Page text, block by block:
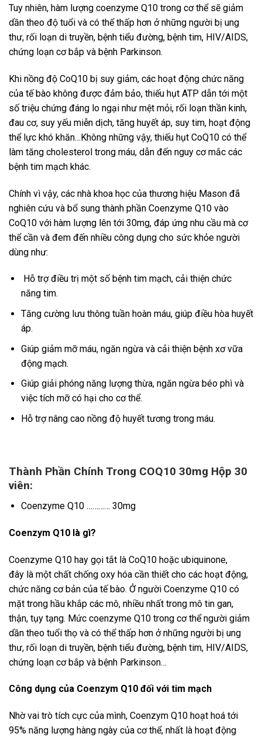
Tuy nhiên, hàm lượng coenzyme Q10 trong cơ thể sẽ giảm
dần theo độ tuổi và có thể thấp hơn ở những người bị ung
thư, rối loạn di truyền, bệnh tiểu đường, bệnh tim, HIV/AIDS,
chứng loạn cơ bắp và bệnh Parkinson.
Khi nồng độ CoQ10 bị suy giảm, các hoạt động chức năng
của tế bào không được đảm bảo, thiếu hụt ATP dẫn tới một
số triệu chứng đáng lo ngại như mệt mỏi, rối loạn thần kinh,
đau cơ, suy yếu miễn dịch, tăng huyết áp, suy tim, hoạt động
thể lực khó khăn…Không những vậy, thiếu hụt CoQ10 có thể
làm tăng cholesterol trong máu, dẫn đến nguy cơ mắc các
bệnh tim mạch khác.
Chính vì vậy, các nhà khoa học của thương hiệu Mason đã
nghiên cứu và bổ sung thành phần Coenzyme Q10 vào
CoQ10 với hàm lượng lên tới 30mg, đáp ứng nhu cầu mà cơ
thể cần và đem đến nhiều công dụng cho sức khỏe người
dùng như:
Hỗ trợ điều trị một số bệnh tim mạch, cải thiện chức
năng tim.
Tăng cường lưu thông tuần hoàn máu, giúp điều hòa huyết
áp.
Giúp giảm mỡ máu, ngăn ngừa và cải thiện bệnh xơ vữa
động mạch.
Giúp giải phóng năng lượng thừa, ngăn ngừa béo phì và
việc tích mỡ có hại cho cơ thể.
Hỗ trợ nâng cao nồng độ huyết tương trong máu.
Thành Phần Chính Trong COQ10 30mg Hộp 30
viên:
Coenzyme Q10 ………… 30mg
Coenzym Q10 là gì?
Coenzyme Q10 hay gọi tắt là CoQ10 hoặc ubiquinone,
đây là một chất chống oxy hóa cần thiết cho các hoạt động,
chức năng cơ bản của tế bào. Ở người Coenzyme Q10 có
mặt trong hầu khắp các mô, nhiều nhất trong mô tin gan,
thận, tụy tạng. Mức coenzyme Q10 trong cơ thể người giảm
dần theo tuổi thọ và có thể thấp hơn ở những người bị ung
thư, rối loạn di truyền, bệnh tiểu đường, bệnh tim, HIV/AIDS,
chứng loạn cơ bắp và bệnh Parkinson…
Công dụng của Coenzym Q10 đối với tim mạch
Nhờ vai trò tích cực của mình, Coenzym Q10 hoạt hoá tới
95% năng lượng hàng ngày của cơ thể, nhất là hoạt động